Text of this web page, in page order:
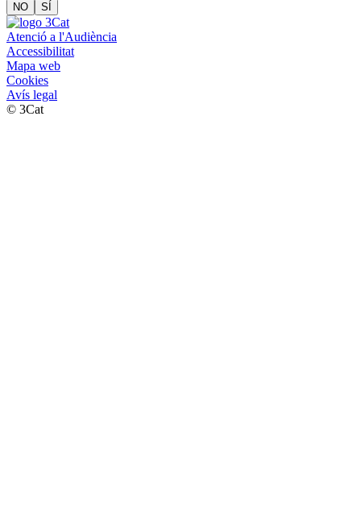
NO SÍ
Atenció a l'Audiència
Accessibilitat
Mapa web
Cookies
Avís legal
© 3Cat